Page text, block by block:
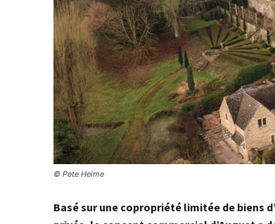
© Pete Helme
Basé sur une copropriété limitée de biens